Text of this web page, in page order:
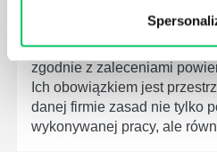
W każdym miejscu pracy
poszczególne stanowiska
zgodnie z zaleceniami
Ich obowiązkiem jest
danej firmie zasad nie tylko
wykonywanej pracy, ale